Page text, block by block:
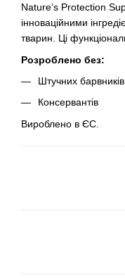
Nature’s Protection
інноваційними
тварин. Ці
Розроблено без:
Штучних
Консервантів
Вироблено в ЄС.